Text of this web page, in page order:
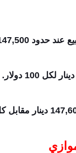
لكل 100 دولار.